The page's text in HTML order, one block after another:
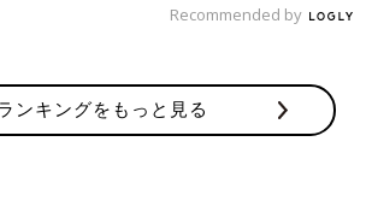
たらゴホンゴホン！ ひと言話したらゴホン
咳をしている姿は、見ていて本当にかわいそ
Recommended by
ンキングをもっと見る